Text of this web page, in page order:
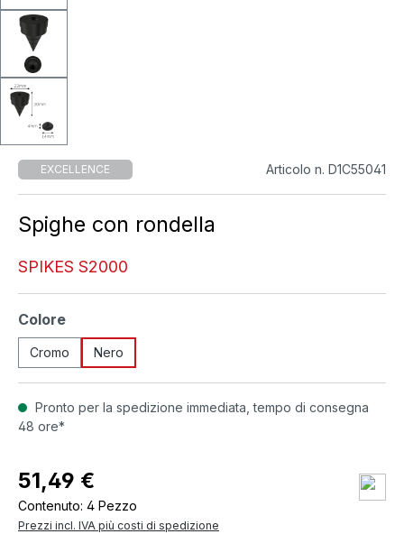
EXCELLENCE Articolo n. D1C55041
Spighe con rondella
SPIKES S2000
Seleziona
Colore
Cromo Nero
Pronto per la spedizione immediata, tempo di consegna
48 ore*
51,49 €
Contenuto: 4 Pezzo
Prezzi incl. IVA più costi di spedizione